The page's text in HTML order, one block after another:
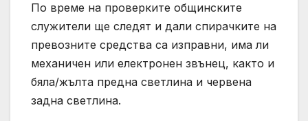
По време на проверките общинските
служители ще следят и дали спирачките на
превозните средства са изправни, има ли
механичен или електронен звънец, както и
бяла/жълта предна светлина и червена
задна светлина.